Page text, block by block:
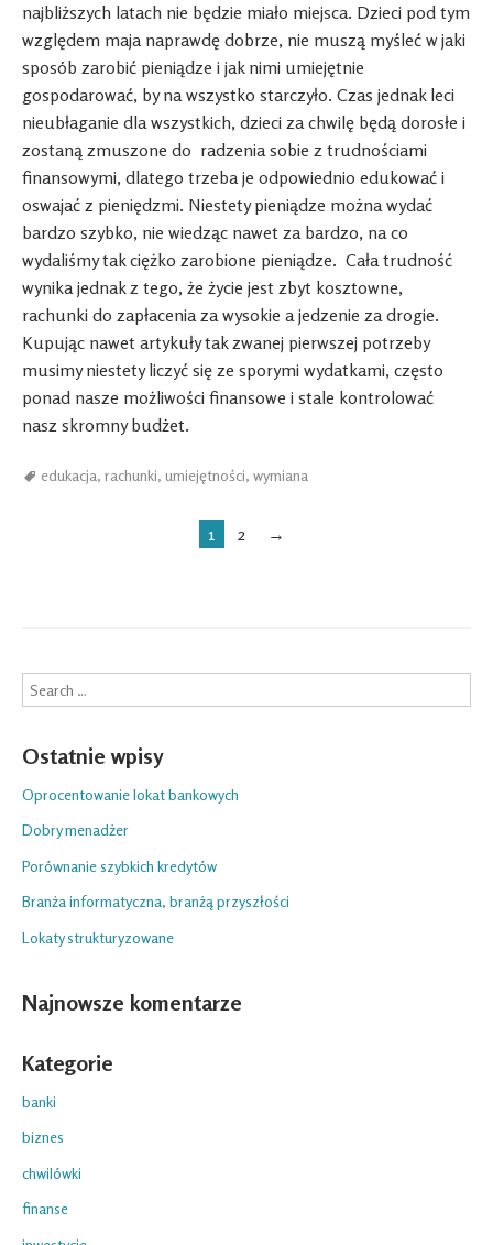
najbliższych latach nie będzie miało miejsca. Dzieci pod tym
względem maja naprawdę dobrze, nie muszą myśleć w jaki
sposób zarobić pieniądze i jak nimi umiejętnie
gospodarować, by na wszystko starczyło. Czas jednak leci
nieubłaganie dla wszystkich, dzieci za chwilę będą dorosłe i
zostaną zmuszone do radzenia sobie z trudnościami
finansowymi, dlatego trzeba je odpowiednio edukować i
oswajać z pieniędzmi. Niestety pieniądze można wydać
bardzo szybko, nie wiedząc nawet za bardzo, na co
wydaliśmy tak ciężko zarobione pieniądze. Cała trudność
wynika jednak z tego, że życie jest zbyt kosztowne,
rachunki do zapłacenia za wysokie a jedzenie za drogie.
Kupując nawet artykuły tak zwanej pierwszej potrzeby
musimy niestety liczyć się ze sporymi wydatkami, często
ponad nasze możliwości finansowe i stale kontrolować
nasz skromny budżet.
edukacja, rachunki, umiejętności, wymiana
Post navigation
1 2 →
Search
Ostatnie wpisy
Oprocentowanie lokat bankowych
Dobry menadżer
Porównanie szybkich kredytów
Branża informatyczna, branżą przyszłości
Lokaty strukturyzowane
Najnowsze komentarze
Kategorie
banki
biznes
chwilówki
finanse